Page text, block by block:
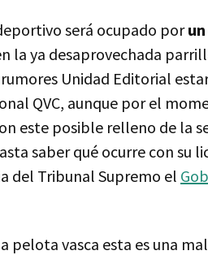
será ocupado por
la ya desaprovechada
Unidad Editorial
QVC, aunque por el
este posible relleno de la
saber qué ocurre con su
del Tribunal Supremo el
vasca esta es una